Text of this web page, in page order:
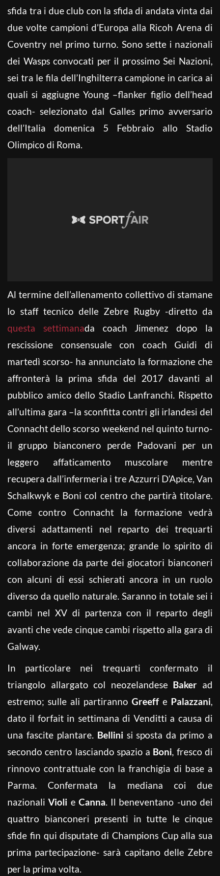
sfida tra i due club con la sfida di andata vinta dai
due volte campioni d’Europa alla Ricoh Arena di
Coventry nel primo turno. Sono sette i nazionali
dei Wasps convocati per il prossimo Sei Nazioni,
sei tra le fila dell’Inghilterra campione in carica ai
quali si aggiugne Young –flanker figlio dell’head
coach- selezionato dal Galles primo avversario
dell’Italia domenica 5 Febbraio allo Stadio
Olimpico di Roma.
Al termine dell’allenamento collettivo di stamane
lo staff tecnico delle Zebre Rugby -diretto da
questa settimanada coach Jimenez dopo la
rescissione consensuale con coach Guidi di
martedì scorso- ha annunciato la formazione che
affronterà la prima sfida del 2017 davanti al
pubblico amico dello Stadio Lanfranchi. Rispetto
all’ultima gara –la sconfitta contri gli irlandesi del
Connacht dello scorso weekend nel quinto turno-
il gruppo bianconero perde Padovani per un
leggero affaticamento muscolare mentre
recupera dall’infermeria i tre Azzurri D’Apice, Van
Schalkwyk e Boni col centro che partirà titolare.
Come contro Connacht la formazione vedrà
diversi adattamenti nel reparto dei trequarti
ancora in forte emergenza; grande lo spirito di
collaborazione da parte dei giocatori bianconeri
con alcuni di essi schierati ancora in un ruolo
diverso da quello naturale. Saranno in totale sei i
cambi nel XV di partenza con il reparto degli
avanti che vede cinque cambi rispetto alla gara di
Galway.
In particolare nei trequarti confermato il
triangolo allargato col neozelandese Baker ad
estremo; sulle ali partiranno Greeff e Palazzani,
dato il forfait in settimana di Venditti a causa di
una fascite plantare. Bellini si sposta da primo a
secondo centro lasciando spazio a Boni, fresco di
rinnovo contrattuale con la franchigia di base a
Parma. Confermata la mediana coi due
nazionaliVioli e Canna. Il beneventano -uno dei
quattro bianconeri presenti in tutte le cinque
sfide fin qui disputate di Champions Cup alla sua
prima partecipazione- sarà capitano delle Zebre
per la prima volta.